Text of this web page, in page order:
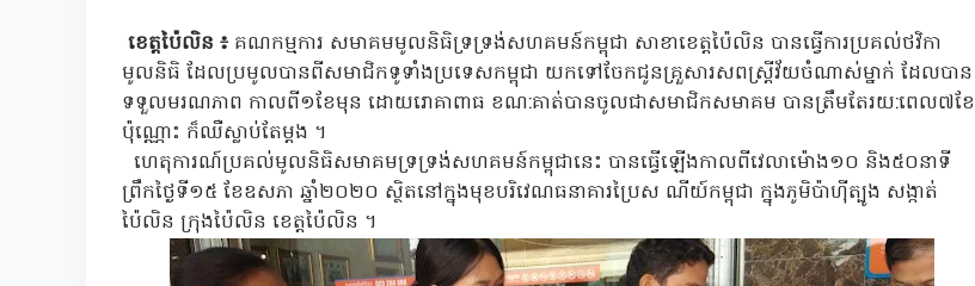
ខេត្តប៉ៃលិន ៖ គណកម្មការ សមាគមមូលនិធិទ្រទ្រង់សហគមន៍កម្ពុជា សាខាខេត្តប៉ៃលិន បានធ្វើការប្រគល់ថវិកា
មូលនិធិ ដែលប្រមូលបានពីសមាជិកទូទាំងប្រទេសកម្ពុជា យកទៅចែកជូនគ្រួសារសពស្រ្តីវ័យចំណាស់ម្នាក់ ដែលបាន
ទទួលមរណភាព កាលពី១ខែមុន ដោយរោគាពាធ ខណ:គាត់បានចូលជាសមាជិកសមាគម បានត្រឹមតែរយ:ពេល៧ខែ
ប៉ុណ្ណោះ ក៏ឈឺស្លាប់តែម្តង ។
ហេតុការណ៍ប្រគល់មូលនិធិសមាគមទ្រទ្រង់សហគមន៍កម្ពុជានេះ បានធ្វើឡើងកាលពីវេលាម៉ោង១០ និង៥០នាទី
ព្រឹកថ្ងៃទី១៥ ខែឧសភា ឆ្នាំ២០២០ ស្ថិតនៅក្នុងមុខបរិវេណធនាគារប្រៃស ណីយ៍កម្ពុជា ក្នុងភូមិប៉ាហ៊ីត្បូង សង្កាត់
ប៉ៃលិន ក្រុងប៉ៃលិន ខេត្តប៉ៃលិន ។